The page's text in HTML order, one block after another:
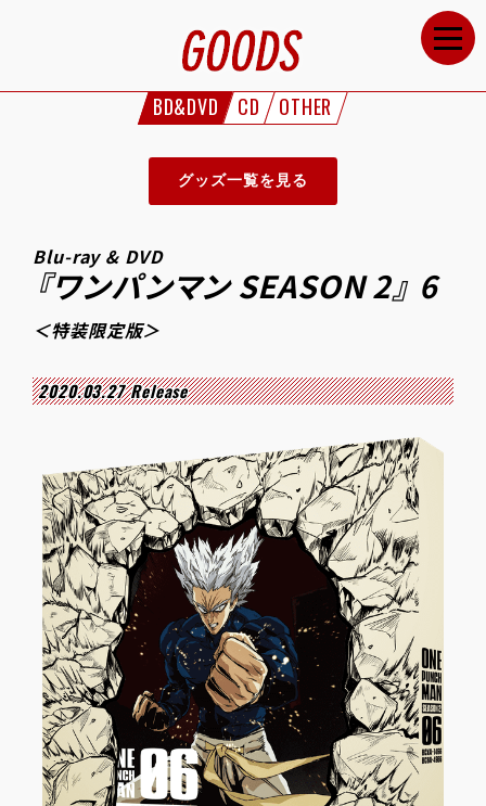
HOME
NEWS
STAFF&CAST
STORY
CHARACTERS
GOODS
SPECIAL
BD&DVD CD OTHER
グッズ一覧を見る
Blu-ray & DVD
『ワンパンマン SEASON 2』 6
＜特装限定版＞
2020.03.27 Release